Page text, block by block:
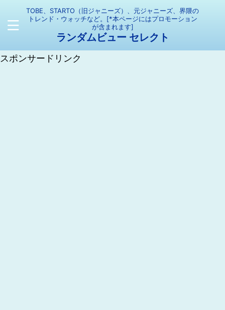
TOBE、STARTO（旧ジャニーズ）、元ジャニーズ、界隈の
トレンド・ウォッチなど。[*本ページにはプロモーション
が含まれます]
ランダムビュー セレクト
スポンサードリンク